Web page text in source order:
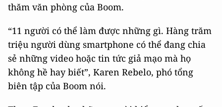
thăm văn phòng của Boom.
“11 người có thể làm được những gì. Hàng trăm
triệu người dùng smartphone có thể đang chia
sẻ những video hoặc tin tức giả mạo mà họ
không hề hay biết”, Karen Rebelo, phó tổng
biên tập của Boom nói.